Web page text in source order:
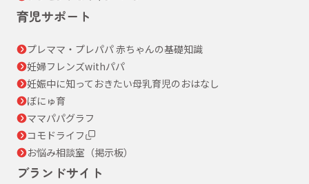
育児サポート
プレママ・プレパパ 赤ちゃんの基礎知識
妊婦フレンズwithパパ
妊娠中に知っておきたい母乳育児のおはなし
ぼにゅ育
ママパパグラフ
コモドライフ
お悩み相談室（掲示板）
ブランドサイト